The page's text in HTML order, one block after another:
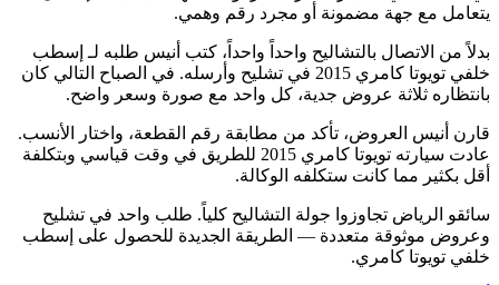
يتعامل مع جهة مضمونة أو مجرد رقم وهمي.
بدلاً من الاتصال بالتشاليح واحداً واحداً، كتب أنيس طلبه لـ إسطب
خلفي تويوتا كامري 2015 في تشليح وأرسله. في الصباح التالي كان
بانتظاره ثلاثة عروض جدية، كل واحد مع صورة وسعر واضح.
قارن أنيس العروض، تأكد من مطابقة رقم القطعة، واختار الأنسب.
عادت سيارته تويوتا كامري 2015 للطريق في وقت قياسي وبتكلفة
أقل بكثير مما كانت ستكلفه الوكالة.
سائقو الرياض تجاوزوا جولة التشاليح كلياً. طلب واحد في تشليح
وعروض موثوقة متعددة — الطريقة الجديدة للحصول على إسطب
خلفي تويوتا كامري.